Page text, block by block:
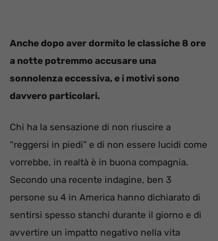
Anche dopo aver dormito le classiche 8 ore
a notte potremmo accusare una
sonnolenza eccessiva, e i motivi sono
davvero particolari.
Chi ha la sensazione di non riuscire a
“reggersi in piedi” e di non essere lucidi come
vorrebbe, in realtà è in buona compagnia.
Secondo una recente indagine, ben 3
persone su 4 in America hanno dichiarato di
sentirsi spesso stanchi durante il giorno e di
avvertire un impatto negativo nella vita